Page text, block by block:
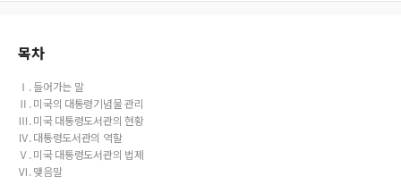
ct (1986) ▲Presidential Historical Records Preservation Act (2008) etc. Preside
cted by ex president individually and dedicated to the nation. The administrati
ve structures of the current Presidential Library system is NARA(National Archive
s and Records Administration).
목차
Ⅰ. 들어가는 말
Ⅱ. 미국의 대통령기념물 관리
Ⅲ. 미국 대통령도서관의 현황
Ⅳ. 대통령도서관의 역할
Ⅴ. 미국 대통령도서관의 법제
Ⅵ. 맺음말